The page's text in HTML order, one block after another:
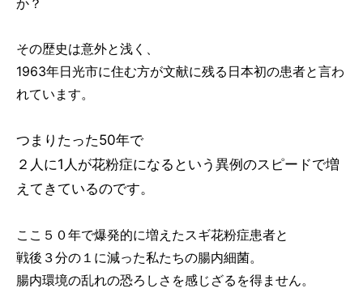
その歴史は意外と浅く、
1963年日光市に住む方が文献に残る日本初の患者と言わ
れています。
つまりたった50年で
２人に1人が花粉症になるという異例のスピードで増
えてきているのです。
ここ５０年で爆発的に増えたスギ花粉症患者と
戦後３分の１に減った私たちの腸内細菌。
腸内環境の乱れの恐ろしさを感じざるを得ません。